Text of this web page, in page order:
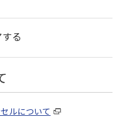
る
ルについて